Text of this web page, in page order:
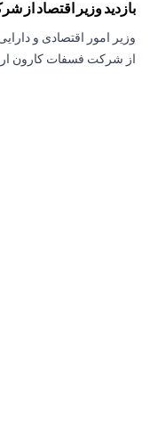
بازدید وزیر اقتصاد از
وزیر امور اقتصادی و
از شرکت فسفات کارون